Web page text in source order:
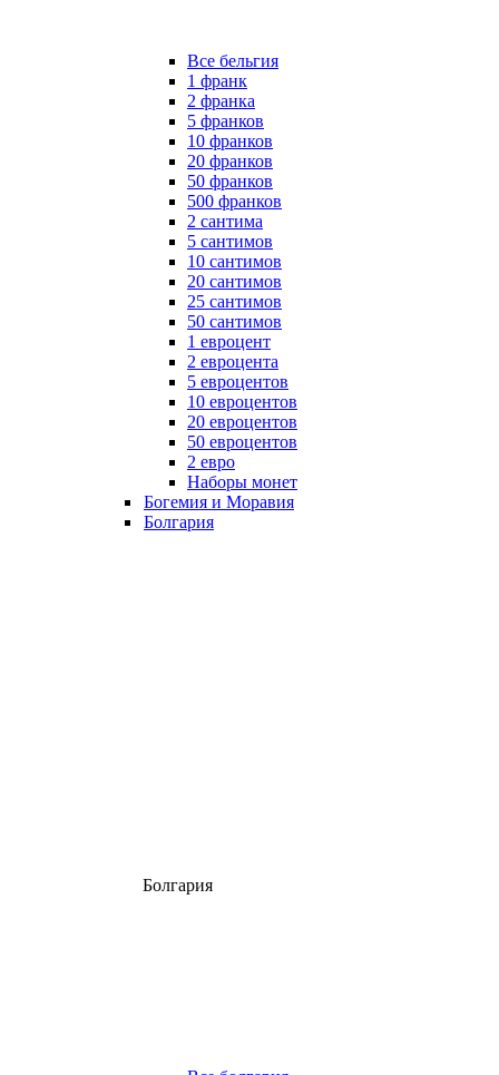
Все бельгия
1 франк
2 франка
5 франков
10 франков
20 франков
50 франков
500 франков
2 сантима
5 сантимов
10 сантимов
20 сантимов
25 сантимов
50 сантимов
1 евроцент
2 евроцента
5 евроцентов
10 евроцентов
20 евроцентов
50 евроцентов
2 евро
Наборы монет
Богемия и Моравия
Болгария
Болгария